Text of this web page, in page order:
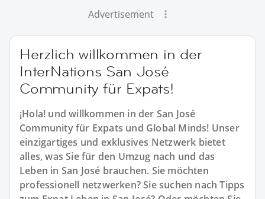
Advertisement
Herzlich willkommen in der
InterNations San José
Community für Expats!
¡Hola! und willkommen in der San José
Community für Expats und Global Minds! Unser
einzigartiges und exklusives Netzwerk bietet
alles, was Sie für den Umzug nach und das
Leben in San José brauchen. Sie möchten
professionell netzwerken? Sie suchen nach Tipps